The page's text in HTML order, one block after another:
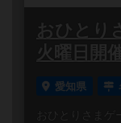
おひとり
火曜日開
愛知県
おひとりさま